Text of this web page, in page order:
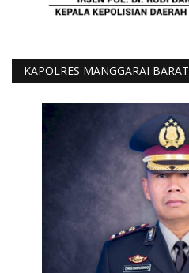
KAPOLRES MANGGARAI BARAT